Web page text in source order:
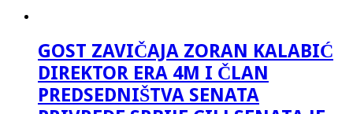
GOST ZAVIČAJA ZORAN KALABIĆ
DIREKTOR ERA 4M I ČLAN
PREDSEDNIŠTVA SENATA